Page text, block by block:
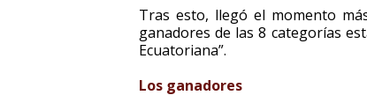
Tras esto, llegó el momento
ganadores de las 8 categorías
Ecuatoriana”.
Los ganadores